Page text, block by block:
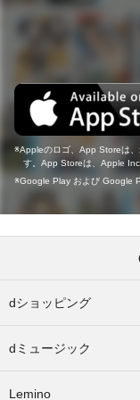
Appleのロゴ、App Storeは
す。App Storeは、Apple
Google Play および Google
dショッピング
dミュージック
Lemino